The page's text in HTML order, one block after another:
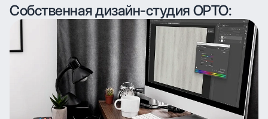
Собственная дизайн-студия ОРТО: